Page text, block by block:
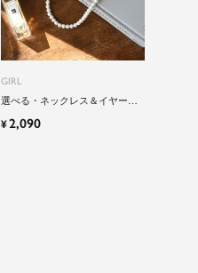
GIRL
選べる・ネックレス＆イヤーア
クセサリーのパールアクセサリ
ーセット
¥2,090